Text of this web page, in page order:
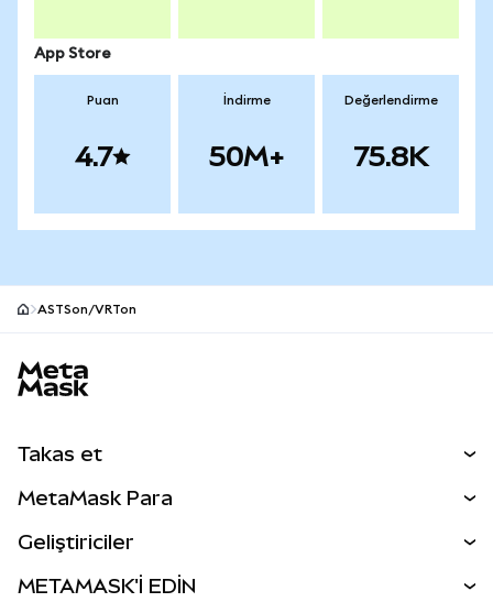
App Store
Puan
4.7
İndirme
50M+
Değerlendirme
75.8K
ASTSon/VRTon
Takas et
Perps
RWA'lar
MetaMask Para
Geliştiriciler
METAMASK'İ EDİN